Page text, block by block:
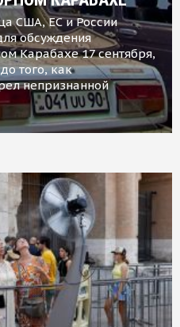
США, ЕС и России
обсуждения
Карабахе 17 сентября,
того, как
непризнанной